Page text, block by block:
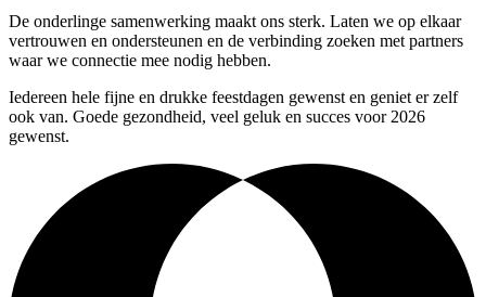
De onderlinge samenwerking maakt ons sterk. Laten we op elkaar
vertrouwen en ondersteunen en de verbinding zoeken met partners
waar we connectie mee nodig hebben.
Iedereen hele fijne en drukke feestdagen gewenst en geniet er zelf
ook van. Goede gezondheid, veel geluk en succes voor 2026
gewenst.